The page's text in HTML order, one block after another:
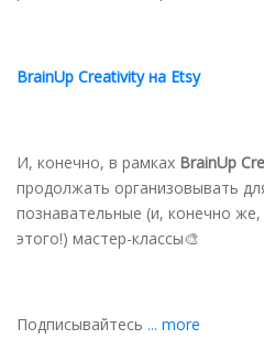
BrainUp Creativity на Etsy
И, конечно, в рамках BrainUp
продолжать организовывать
познавательные (и, конечно
этого!) мастер-классы🎨
Подписывайтесь ... more